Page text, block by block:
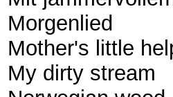
Morgenlied
Mother's little
My dirty stream